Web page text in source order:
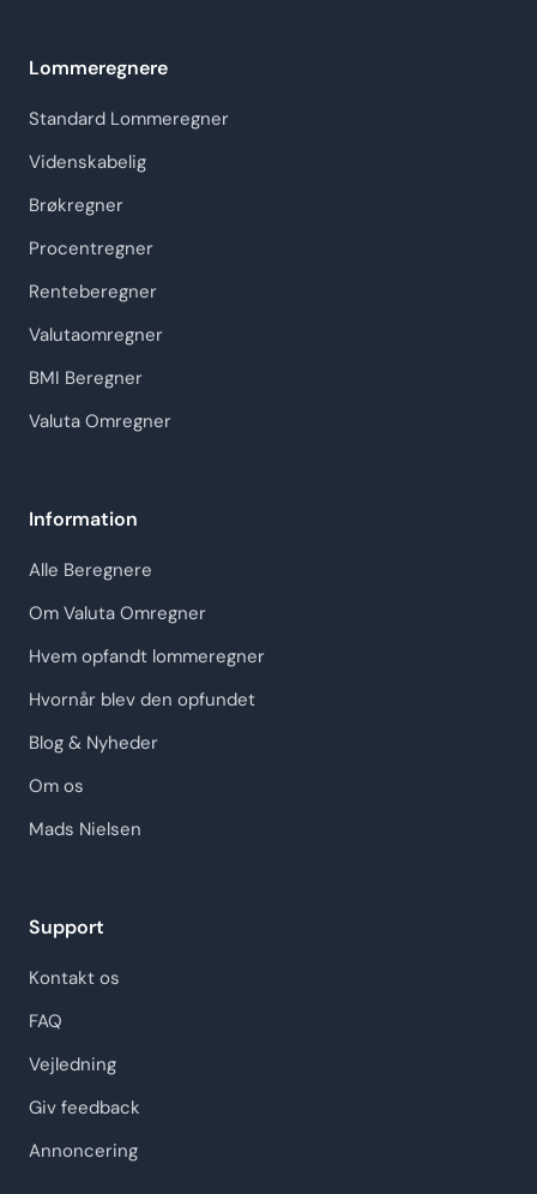
Lommeregnere
Standard Lommeregner
Videnskabelig
Brøkregner
Procentregner
Renteberegner
Valutaomregner
BMI Beregner
Valuta Omregner
Information
Alle Beregnere
Om Valuta Omregner
Hvem opfandt lommeregner
Hvornår blev den opfundet
Blog & Nyheder
Om os
Mads Nielsen
Support
Kontakt os
FAQ
Vejledning
Giv feedback
Annoncering